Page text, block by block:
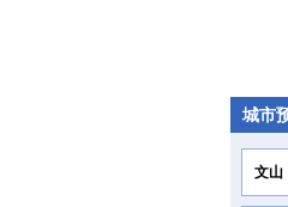
城市
文山